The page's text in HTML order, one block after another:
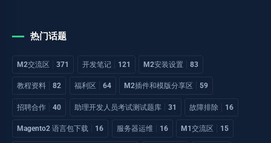
热门话题
M2交流区 371 开发笔记 121 M2安装设置 83
教程资料 82 福利区 64 M2插件和模版分享区 59
招聘合作 40 助理开发人员考试测试题库 31 故障排除 16
Magento2 语言包下载 16 服务器运维 16 M1交流区 15